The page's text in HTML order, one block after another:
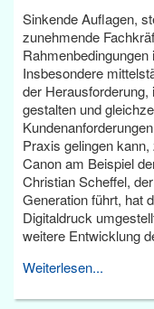
Sinkende Auflagen,
zunehmende
Insbesondere
der
gestalten und
Praxis gelingen
Canon am Beispiel
Christian Scheffel,
Generation führt, hat
Digitaldruck
weitere Entwicklung
Weiterlesen...